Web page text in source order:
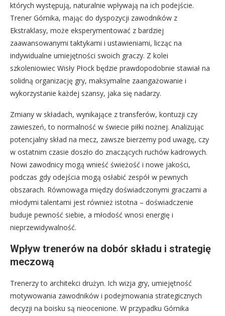
których występują, naturalnie wpływają na ich podejście.
Trener Górnika, mając do dyspozycji zawodników z
Ekstraklasy, może eksperymentować z bardziej
zaawansowanymi taktykami i ustawieniami, licząc na
indywidualne umiejętności swoich graczy. Z kolei
szkoleniowiec Wisły Płock będzie prawdopodobnie stawiał na
solidną organizację gry, maksymalne zaangażowanie i
wykorzystanie każdej szansy, jaka się nadarzy.
Zmiany w składach, wynikające z transferów, kontuzji czy
zawieszeń, to normalność w świecie piłki nożnej. Analizując
potencjalny skład na mecz, zawsze bierzemy pod uwagę, czy
w ostatnim czasie doszło do znaczących ruchów kadrowych.
Nowi zawodnicy mogą wnieść świeżość i nowe jakości,
podczas gdy odejścia mogą osłabić zespół w pewnych
obszarach. Równowaga między doświadczonymi graczami a
młodymi talentami jest również istotna – doświadczenie
buduje pewność siebie, a młodość wnosi energię i
nieprzewidywalność.
Wpływ trenerów na dobór składu i strategię
meczową
Trenerzy to architekci drużyn. Ich wizja gry, umiejętność
motywowania zawodników i podejmowania strategicznych
decyzji na boisku są nieocenione. W przypadku Górnika